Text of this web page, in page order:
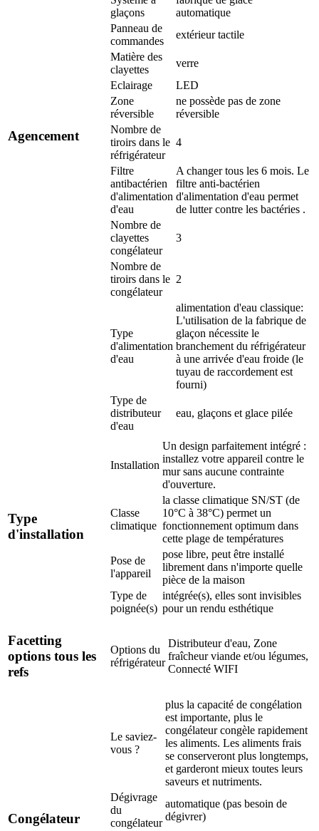
Agencement
glaçons
automatique
Panneau de
commandes
extérieur tactile
Matière des
clayettes
verre
Eclairage
LED
Zone
réversible
ne possède pas de zone
réversible
Nombre de
tiroirs dans le
réfrigérateur
4
Filtre
antibactérien
d'alimentation
d'eau
A changer tous les 6 mois. Le
filtre anti-bactérien
d'alimentation d'eau permet
de lutter contre les bactéries .
Nombre de
clayettes
congélateur
3
Nombre de
tiroirs dans le
congélateur
2
Type
d'alimentation
d'eau
alimentation d'eau classique:
L'utilisation de la fabrique de
glaçon nécessite le
branchement du réfrigérateur
à une arrivée d'eau froide (le
tuyau de raccordement est
fourni)
Type de
distributeur
d'eau
eau, glaçons et glace pilée
Type
d'installation
Installation
Un design parfaitement intégré :
installez votre appareil contre le
mur sans aucune contrainte
d'ouverture.
Classe
climatique
la classe climatique SN/ST (de
10°C à 38°C) permet un
fonctionnement optimum dans
cette plage de températures
Pose de
l'appareil
pose libre, peut être installé
librement dans n'importe quelle
pièce de la maison
Type de
poignée(s)
intégrée(s), elles sont invisibles
pour un rendu esthétique
Facetting
options tous les
refs
Options du
réfrigérateur
Distributeur d'eau, Zone
fraîcheur viande et/ou légumes,
Connecté WIFI
Congélateur
Le saviez-
vous ?
plus la capacité de congélation
est importante, plus le
congélateur congèle rapidement
les aliments. Les aliments frais
se conserveront plus longtemps,
et garderont mieux toutes leurs
saveurs et nutriments.
Dégivrage
du
congélateur
automatique (pas besoin de
dégivrer)